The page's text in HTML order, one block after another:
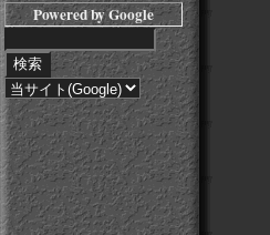
Powered by Google